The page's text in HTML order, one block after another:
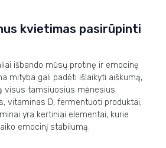
kvietimas pasirūpinti
išbando mūsų protinę ir emocinę
mityba gali padėti išlaikyti aiškumą,
visus tamsiuosius mėnesius.
vitaminas D, fermentuoti produktai,
yra kertiniai elementai, kurie
emocinį stabilumą.